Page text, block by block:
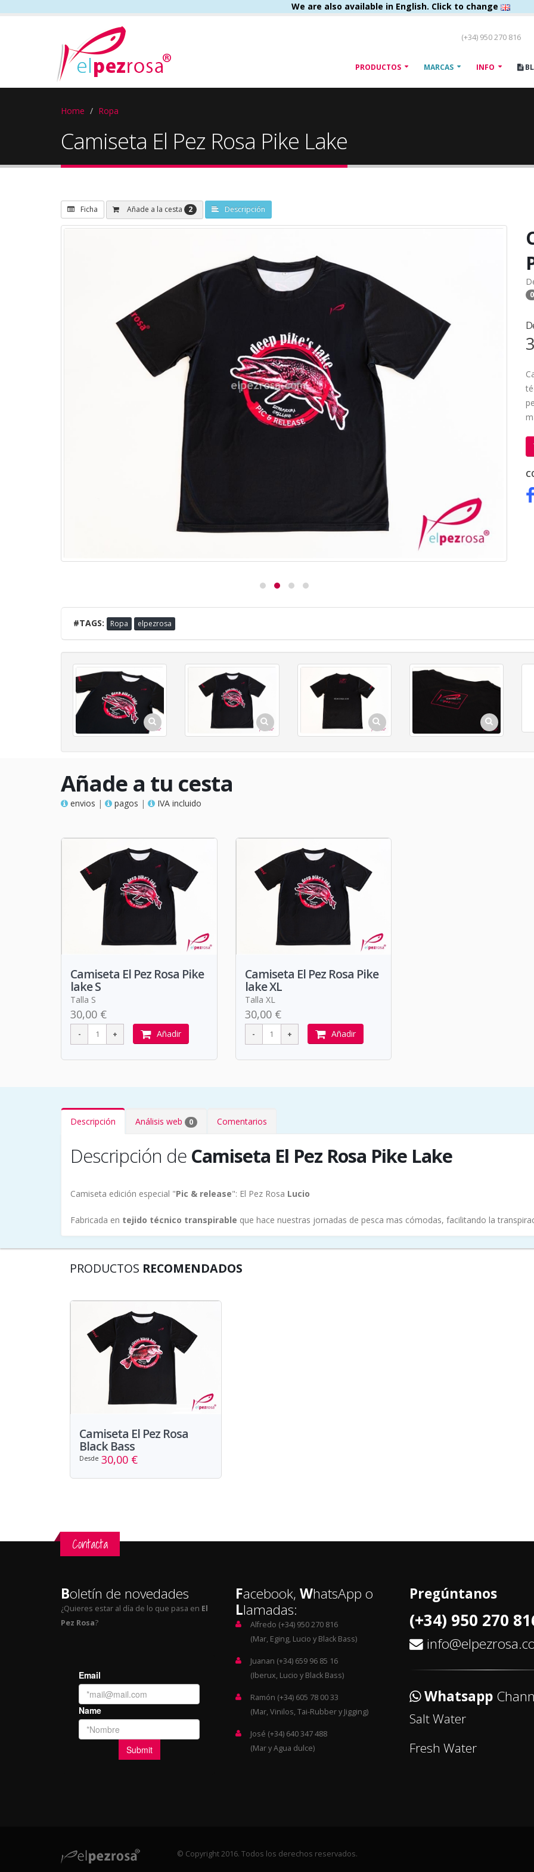
We are also available in English. Click to change
(+34) 950 270 816
PRODUCTOS MARCAS INFO
Home Ropa
Camiseta El Pez Rosa Pike Lake
Ficha Añade a la cesta 2 Descripción
0
#TAGS: Ropa elpezrosa
Añade a tu cesta
envios | pagos | IVA incluido
Camiseta El Pez Rosa Pike
lake S
Talla S
30,00 €
Añadir
Camiseta El Pez Rosa Pike
lake XL
Talla XL
30,00 €
Añadir
Descripción Análisis web 0 Comentarios
Descripción de Camiseta El Pez Rosa Pike Lake
Camiseta edición especial "Pic & release": El Pez Rosa Lucio
Fabricada en tejido técnico transpirable que hace nuestras jornadas de pesca mas cómodas, facilitando la
PRODUCTOS RECOMENDADOS
Camiseta El Pez Rosa
Black Bass
Desde 30,00 €
Contacta
Boletín de novedades
¿Quieres estar al día de lo que pasa en El
Pez Rosa?
Facebook, WhatsApp o
Llamadas:
Alfredo (+34) 950 270 816
(Mar, Eging, Lucio y Black Bass)
Juanan (+34) 659 96 85 16
(Iberux, Lucio y Black Bass)
Ramón (+34) 605 78 00 33
(Mar, Vinilos, Tai-Rubber y Jigging)
José (+34) 640 347 488
(Mar y Agua dulce)
Pregúntanos
(+34) 950 270
Whatsapp
Salt Water
Fresh Water
© Copyright 2016. Todos los derechos reservados.